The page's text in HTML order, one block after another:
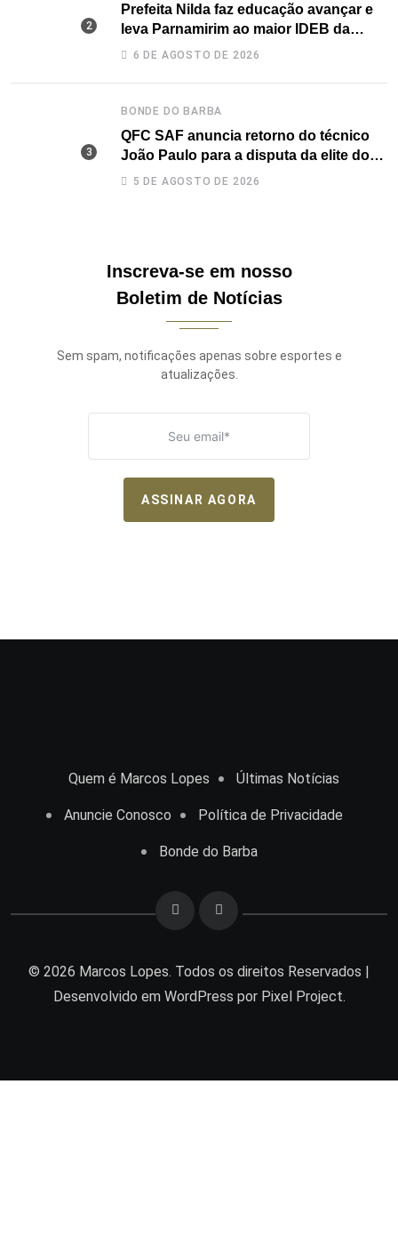
Prefeita Nilda faz educação avançar e
leva Parnamirim ao maior IDEB da
história dos anos iniciais
6 DE AGOSTO DE 2026
BONDE DO BARBA
QFC SAF anuncia retorno do técnico
João Paulo para a disputa da elite do
Campeonato Potiguar
5 DE AGOSTO DE 2026
Inscreva-se em nosso
Boletim de Notícias
Sem spam, notificações apenas sobre esportes e
atualizações.
ASSINAR AGORA
Quem é Marcos Lopes Últimas Notícias
Anuncie Conosco Política de Privacidade
Bonde do Barba
© 2026 Marcos Lopes. Todos os direitos Reservados |
Desenvolvido em WordPress por Pixel Project.